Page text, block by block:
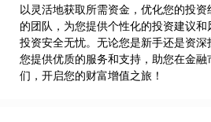
以灵活地获取所需资金，优化您的投
的团队，为您提供个性化的投资建议
投资安全无忧。无论您是新手还是资
您提供优质的服务和支持，助您在金
们，开启您的财富增值之旅！